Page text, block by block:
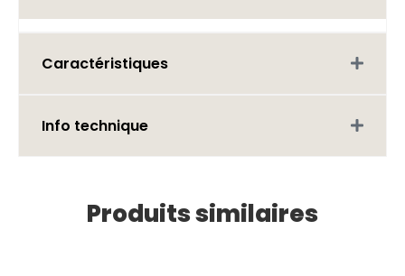
Caractéristiques
Info technique
Produits similaires